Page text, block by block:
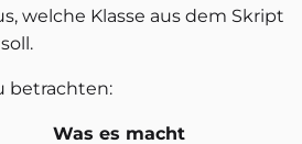
welche Klasse aus dem Skript
betrachten:
Was es macht